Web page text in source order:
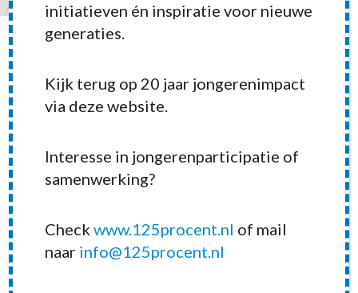
Gemeente
Den Haag
heeft
sport hoog
op de
agenda
staan.
Ook
wordt sport ingezet als city marketing. De Haagse
Jongerenambassadeurs staan hier volledig achter en is
initiatieven én inspiratie voor nieuwe
generaties.
Kijk terug op 20 jaar jongerenimpact
via deze website.
Interesse in jongerenparticipatie of
samenwerking?
Checkwww.125procent.nl of mail
naar info@125procent.nl